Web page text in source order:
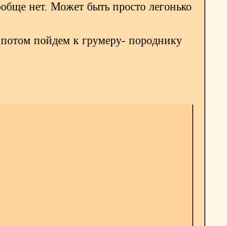
нет. Может быть просто легонько
пойдем к грумеру- породнику